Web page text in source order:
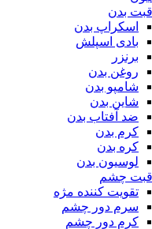
بدن
اسکراپ بدن
بادی اسپلش
برنزر
روغن بدن
شامپو بدن
شاین بدن
ضد آفتاب بدن
کرم بدن
کره بدن
لوسیون بدن
چشم
تقویت کننده مژه
سرم دور چشم
کرم دور چشم